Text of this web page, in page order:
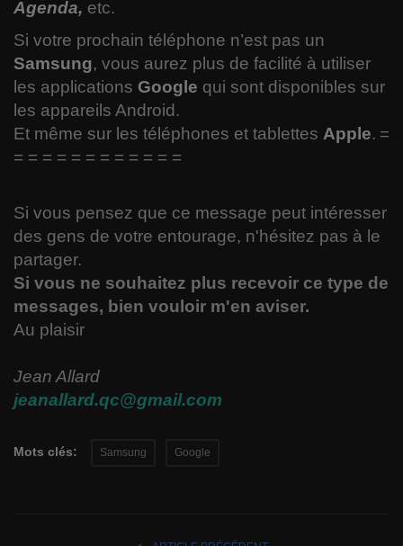
Agenda, etc.
Si votre prochain téléphone n’est pas un
Samsung, vous aurez plus de facilité à utiliser
les applications Google qui sont disponibles sur
les appareils Android.
Et même sur les téléphones et tablettes Apple. =
= = = = = = = = = = = =
Si vous pensez que ce message peut intéresser
des gens de votre entourage, n'hésitez pas à le
partager.
Si vous ne souhaitez plus recevoir ce type de
messages, bien vouloir m'en aviser.
Au plaisir
Jean Allard
jeanallard.qc@gmail.com
Mots clés: Samsung Google